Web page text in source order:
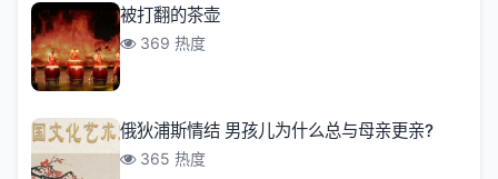
被打翻的茶壶
369 热度
俄狄浦斯情结 男孩儿为什么总与母亲更亲?
365 热度